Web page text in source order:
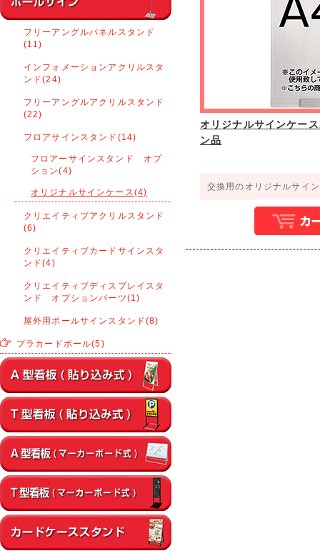
フリーアングルパネルスタンド
(11)
インフォメーションアクリルスタ
ンド(24)
フリーアングルアクリルスタンド
(22)
フロアサインスタンド(14)
フロアーサインスタンド オプ
ション(4)
オリジナルサインケース(4)
クリエイティブアクリルスタンド
(6)
クリエイティブカードサインスタ
ンド(4)
クリエイティブディスプレイスタ
ンド オプションパーツ(1)
屋外用ポールサインスタンド(8)
プラカードポール(5)
オリジナルサインケ
ン品
交換用のオリジナルサイ